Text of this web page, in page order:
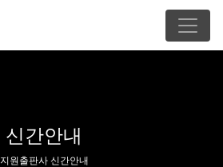
신간안내
지원출판사 신간안내